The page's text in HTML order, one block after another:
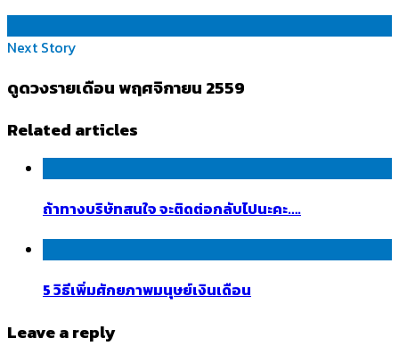
Next Story
ดูดวงรายเดือน พฤศจิกายน 2559
Related articles
ถ้าทางบริษัทสนใจ จะติดต่อกลับไปนะคะ….
5 วิธีเพิ่มศักยภาพมนุษย์เงินเดือน
Leave a reply